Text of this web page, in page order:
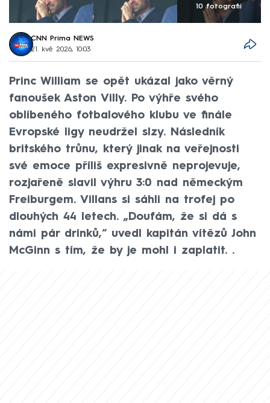
10 fotografií
CNN Prima NEWS
21. kvě 2026, 10:03
Princ William se opět ukázal jako věrný
fanoušek Aston Villy. Po výhře svého
oblíbeného fotbalového klubu ve finále
Evropské ligy neudržel slzy. Následník
britského trůnu, který jinak na veřejnosti
své emoce příliš expresivně neprojevuje,
rozjařeně slavil výhru 3:0 nad německým
Freiburgem. Villans si sáhli na trofej po
dlouhých 44 letech. „Doufám, že si dá s
námi pár drinků,“ uvedl kapitán vítězů John
McGinn s tím, že by je mohl i zaplatit. .